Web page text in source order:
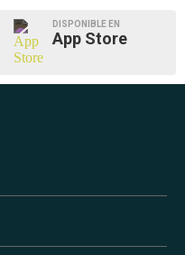
DISPONIBLE EN
App Store